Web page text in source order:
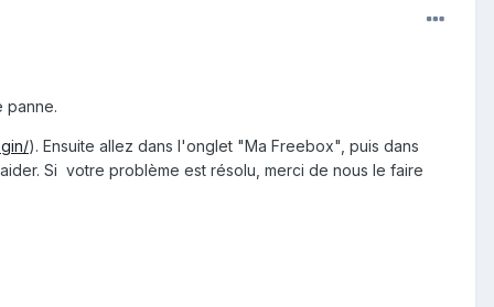
panne.
). Ensuite allez dans l'onglet "Ma Freebox", puis dans
Si votre problème est résolu, merci de nous le faire